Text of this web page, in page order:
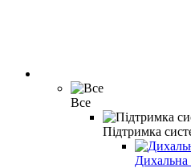
Все
Підтримка
Дихальна